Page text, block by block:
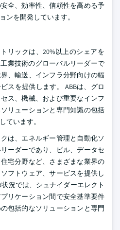
全、効率性、信頼性を高める予
ンを開発しています。
リックは、20%以上のシェアを
業技術のグローバルリーダーで
、輸送、インフラ分野向けの幅
スを提供します。 ABBは、グロ
ス、機械、および重要なインフ
リューションと専門知識の包括
ています。
は、エネルギー管理と自動化ソ
ーダーであり、ビル、データセ
宅分野など、さまざまな業界の
フトウェア、サービスを提供し
況では、シュナイダーエレクト
リケーション間で安全基準要件
包括的なソリューションと専門